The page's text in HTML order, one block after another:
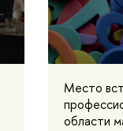
Место
области